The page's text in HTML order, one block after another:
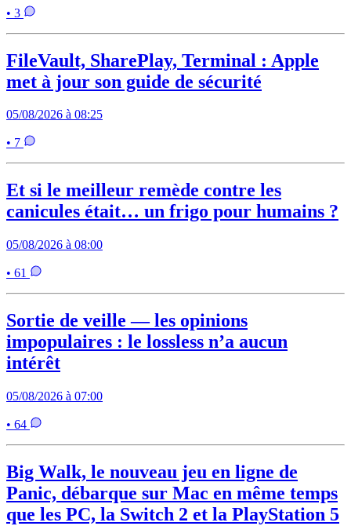
• 3
FileVault, SharePlay, Terminal : Apple
met à jour son guide de sécurité
05/08/2026 à 08:25
• 7
Et si le meilleur remède contre les
canicules était… un frigo pour humains ?
05/08/2026 à 08:00
• 61
Sortie de veille — les opinions
impopulaires : le lossless n’a aucun
intérêt
05/08/2026 à 07:00
• 64
Big Walk, le nouveau jeu en ligne de
Panic, débarque sur Mac en même temps
que les PC, la Switch 2 et la PlayStation 5